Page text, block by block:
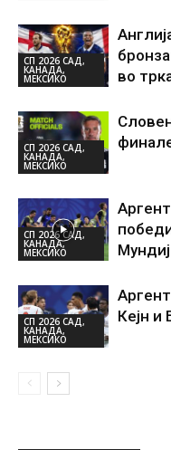
СП 2026 САД,
КАНАДА,
МЕКСИКО
во
СП 2026 САД,
КАНАДА,
МЕКСИКО
СП 2026 САД,
КАНАДА,
МЕКСИКО
СП 2026 САД,
КАНАДА,
МЕКСИКО
Кејн и